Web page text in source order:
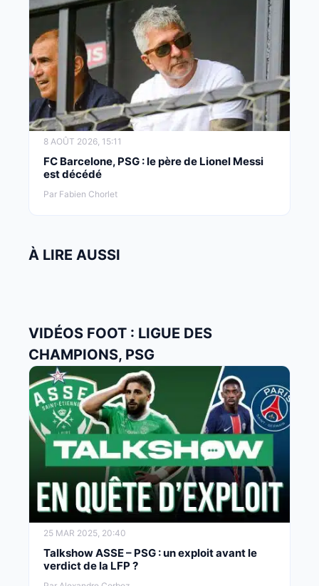
8 AOÛT 2026, 15:11
FC Barcelone, PSG : le père de Lionel Messi
est décédé
Par Fabien Chorlet
À LIRE AUSSI
VIDÉOS FOOT : LIGUE DES
CHAMPIONS, PSG
25 MAR 2025, 20:40
Talkshow ASSE – PSG : un exploit avant le
verdict de la LFP ?